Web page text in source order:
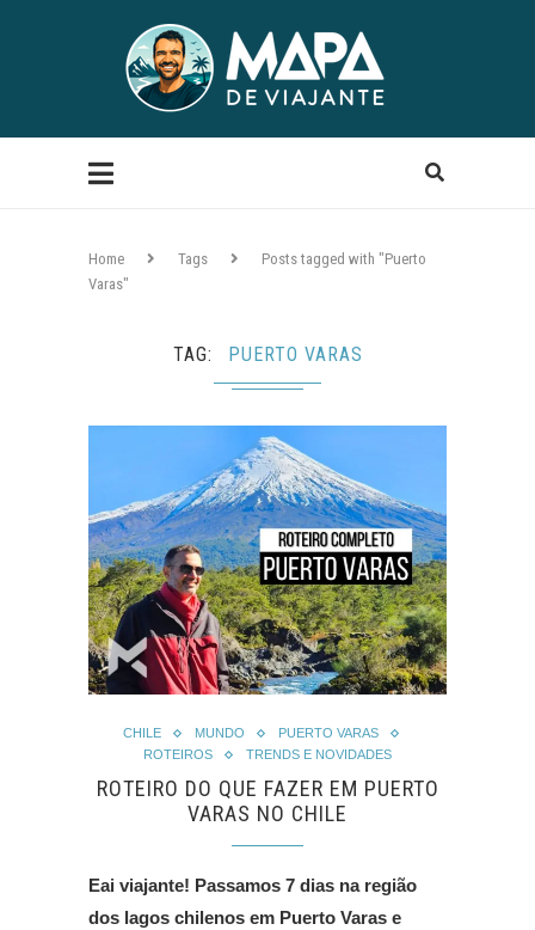
Home Tags
Posts tagged with "Puerto
Varas"
TAG PUERTO VARAS
CHILE MUNDO
PUERTO VARAS
ROTEIROS
TRENDS E NOVIDADES
ROTEIRO DO QUE FAZER EM PUERTO
VARAS NO CHILE
Eai viajante! Passamos 7 dias na região
dos lagos chilenos em Puerto Varas e